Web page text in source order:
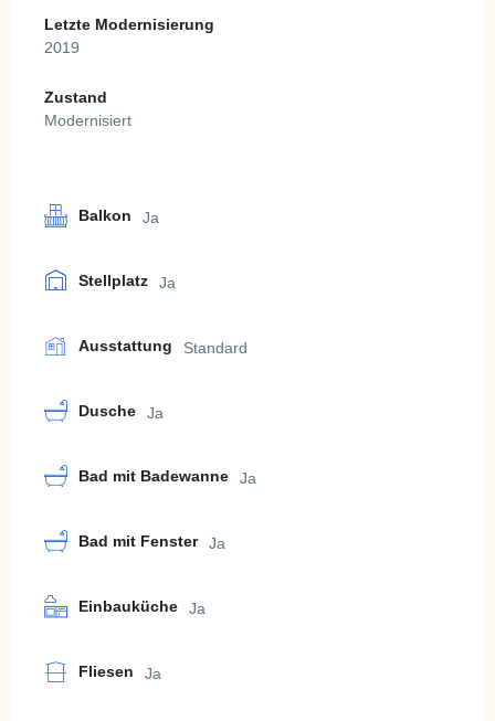
Letzte Modernisierung
2019
Zustand
Modernisiert
Balkon Ja
Stellplatz Ja
Ausstattung Standard
Dusche Ja
Bad mit Badewanne Ja
Bad mit Fenster Ja
Einbauküche Ja
Fliesen Ja